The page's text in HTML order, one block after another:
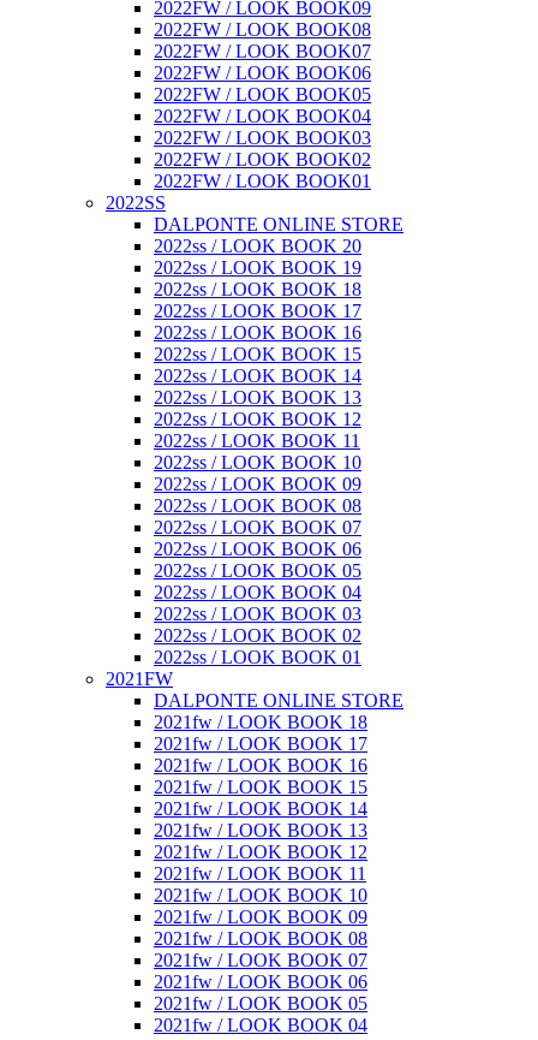
2022FW / LOOK BOOK09
2022FW / LOOK BOOK08
2022FW / LOOK BOOK07
2022FW / LOOK BOOK06
2022FW / LOOK BOOK05
2022FW / LOOK BOOK04
2022FW / LOOK BOOK03
2022FW / LOOK BOOK02
2022FW / LOOK BOOK01
2022SS
DALPONTE ONLINE STORE
2022ss / LOOK BOOK 20
2022ss / LOOK BOOK 19
2022ss / LOOK BOOK 18
2022ss / LOOK BOOK 17
2022ss / LOOK BOOK 16
2022ss / LOOK BOOK 15
2022ss / LOOK BOOK 14
2022ss / LOOK BOOK 13
2022ss / LOOK BOOK 12
2022ss / LOOK BOOK 11
2022ss / LOOK BOOK 10
2022ss / LOOK BOOK 09
2022ss / LOOK BOOK 08
2022ss / LOOK BOOK 07
2022ss / LOOK BOOK 06
2022ss / LOOK BOOK 05
2022ss / LOOK BOOK 04
2022ss / LOOK BOOK 03
2022ss / LOOK BOOK 02
2022ss / LOOK BOOK 01
2021FW
DALPONTE ONLINE STORE
2021fw / LOOK BOOK 18
2021fw / LOOK BOOK 17
2021fw / LOOK BOOK 16
2021fw / LOOK BOOK 15
2021fw / LOOK BOOK 14
2021fw / LOOK BOOK 13
2021fw / LOOK BOOK 12
2021fw / LOOK BOOK 11
2021fw / LOOK BOOK 10
2021fw / LOOK BOOK 09
2021fw / LOOK BOOK 08
2021fw / LOOK BOOK 07
2021fw / LOOK BOOK 06
2021fw / LOOK BOOK 05
2021fw / LOOK BOOK 04